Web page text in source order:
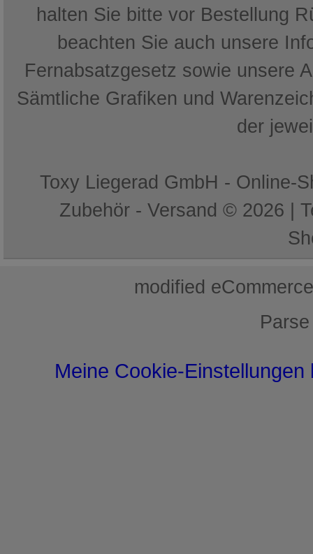
halten Sie bitte vor Bestellung
beachten Sie auch unsere
Fernabsatzgesetz sowie unsere
Sämtliche Grafiken und
der
Toxy Liegerad GmbH - Online-
Zubehör - Versand © 2026 |
mod ified
Meine Cookie-